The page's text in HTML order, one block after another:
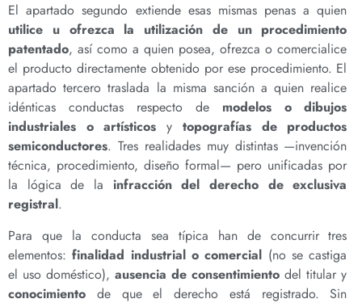
El apartado segundo extiende esas mismas penas a quien
utilice u ofrezca la utilización de un procedimiento
patentado, así como a quien posea, ofrezca o comercialice
el producto directamente obtenido por ese procedimiento. El
apartado tercero traslada la misma sanción a quien realice
idénticas conductas respecto de modelos o dibujos
industriales o artísticos y topografías de productos
semiconductores. Tres realidades muy distintas —invención
técnica, procedimiento, diseño formal— pero unificadas por
la lógica de la infracción del derecho de exclusiva
registral.
Para que la conducta sea típica han de concurrir tres
elementos:finalidad industrial o comercial (no se castiga
el uso doméstico),ausencia de consentimiento del titular y
conocimiento de que el derecho está registrado. Sin